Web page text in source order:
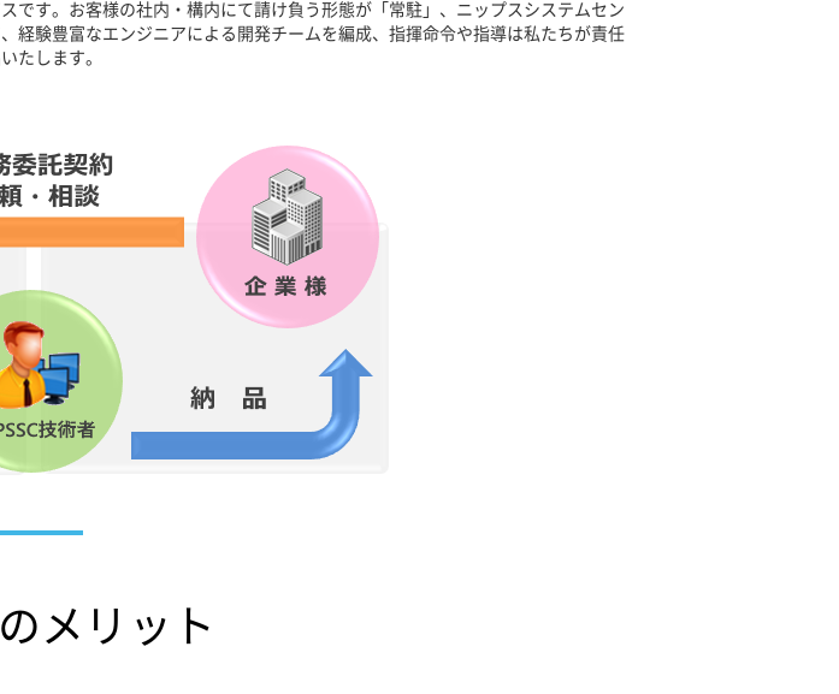
です。お客様の社内・構内にて請け負う形態が「常駐」、ニップスシステムセン
経験豊富なエンジニアによる開発チームを編成、指揮命令や指導は私たちが責任
たします。
メリット